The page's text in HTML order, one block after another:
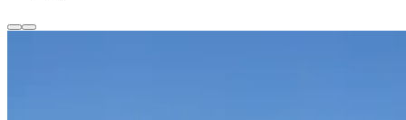
Weitere
Hauptmenü